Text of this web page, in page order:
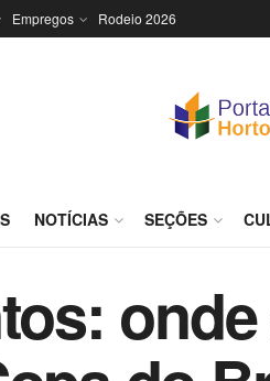
Empregos Rodeio 2026
NOTÍCIAS SEÇÕES